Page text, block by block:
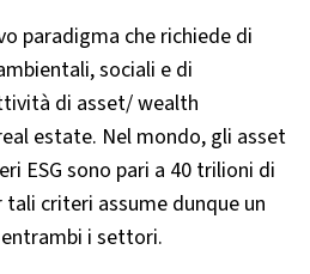
paradigma che richiede di
sociali e di
di asset/ wealth
estate. Nel mondo, gli asset
ESG sono pari a 40 trilioni di
tali criteri assume dunque un
i settori.